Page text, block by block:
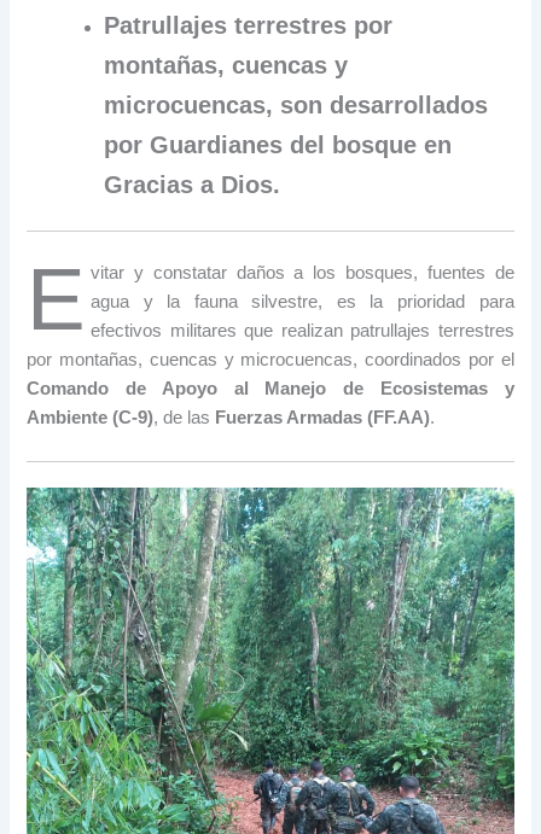
Patrullajes terrestres por
montañas, cuencas y
microcuencas, son desarrollados
por Guardianes del bosque en
Gracias a Dios.
E vitar y constatar daños a los bosques, fuentes de
agua y la fauna silvestre, es la prioridad para
efectivos militares que realizan patrullajes terrestres
por montañas, cuencas y microcuencas, coordinados por el
Comando de Apoyo al Manejo de Ecosistemas y
Ambiente (C-9), de las Fuerzas Armadas (FF.AA).